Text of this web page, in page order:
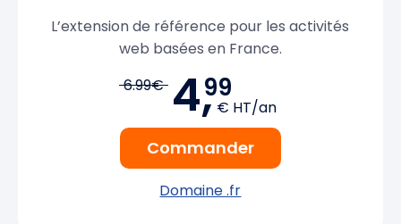
L’extension de référence pour les activités
web basées en France.
6.99€ 4,99
€ HT/an
Commander
Domaine .fr